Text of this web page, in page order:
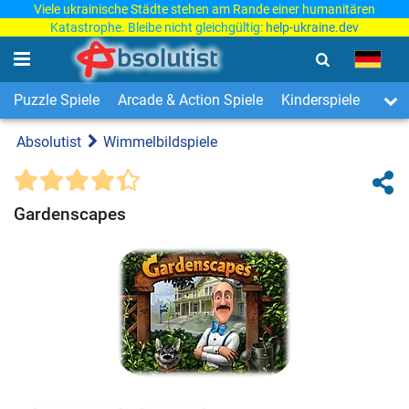
Viele ukrainische Städte stehen am Rande einer humanitären
Katastrophe. Bleibe nicht gleichgültig: help-ukraine.dev
Puzzle Spiele Arcade & Action Spiele Kinderspiele 3-
Absolutist Wimmelbildspiele
Gardenscapes